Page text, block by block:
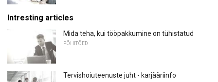
Intresting articles
Mida teha, kui tööpakkumine on tühistatud
PÕHITÕED
Tervishoiuteenuste juht - karjääriinfo